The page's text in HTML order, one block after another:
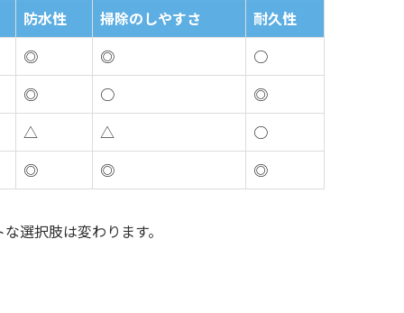
防水性 掃除のしやすさ
耐久性
◎ ◎
○
◎ ○
◎
△ △
○
◎ ◎ ◎
選択肢は変わります。